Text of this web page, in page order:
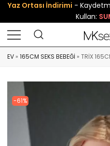
Yaz Ortası İndirimi -
Kullan:
EV » 165CM SEKS BEBEĞI » TRIX
-61%